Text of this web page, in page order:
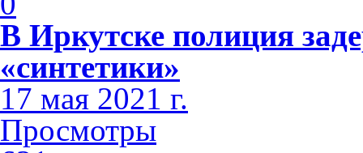
В Иркутске полиция
«синтетики»
17 мая 2021 г.
Просмотры